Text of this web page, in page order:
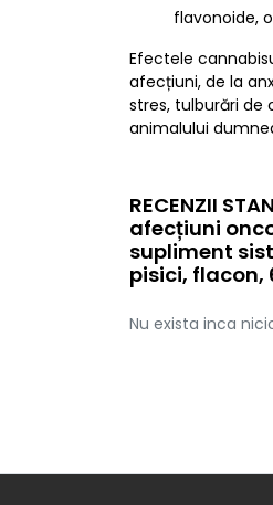
flavonoide,
Efectele
afecțiuni, de la
stres, tulburări
animalului
RECENZII
afecțiuni
supliment
pisici,
Nu exista inca